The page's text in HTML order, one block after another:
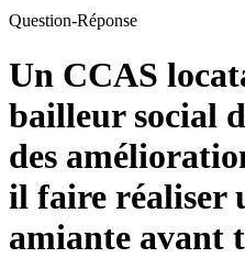
Question-Réponse
Un CCAS
bailleur social
des
il faire réaliser
amiante avant